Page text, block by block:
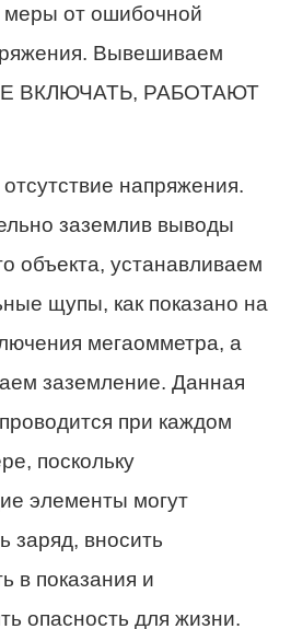
от ошибочной
Вывешиваем
ВКЛЮЧАТЬ, РАБОТАЮТ
напряжения.
заземлив выводы
объекта, устанавливаем
щупы, как показано на
мегаомметра, а
заземление. Данная
при каждом
поскольку
элементы могут
заряд, вносить
в показания и
опасность для жизни.